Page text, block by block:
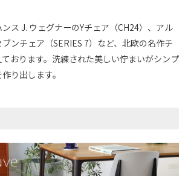
ス J. ウェグナーのYチェア（CH24）、アル
ンチェア（SERIES 7）など、北欧の名作チ
おります。洗練された美しい佇まいがシンプ
り出します。